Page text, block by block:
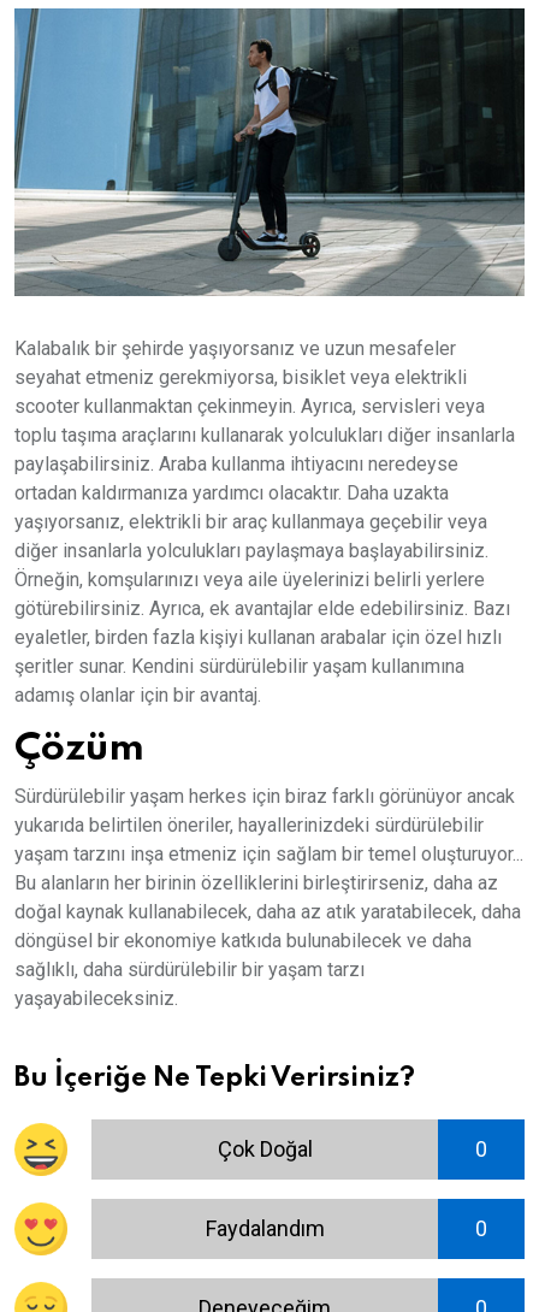
Kalabalık bir şehirde yaşıyorsanız ve uzun mesafeler
seyahat etmeniz gerekmiyorsa, bisiklet veya elektrikli
scooter kullanmaktan çekinmeyin. Ayrıca, servisleri veya
toplu taşıma araçlarını kullanarak yolculukları diğer insanlarla
paylaşabilirsiniz. Araba kullanma ihtiyacını neredeyse
ortadan kaldırmanıza yardımcı olacaktır. Daha uzakta
yaşıyorsanız, elektrikli bir araç kullanmaya geçebilir veya
diğer insanlarla yolculukları paylaşmaya başlayabilirsiniz.
Örneğin, komşularınızı veya aile üyelerinizi belirli yerlere
götürebilirsiniz. Ayrıca, ek avantajlar elde edebilirsiniz. Bazı
eyaletler, birden fazla kişiyi kullanan arabalar için özel hızlı
şeritler sunar. Kendini sürdürülebilir yaşam kullanımına
adamış olanlar için bir avantaj.
Çözüm
Sürdürülebilir yaşam herkes için biraz farklı görünüyor ancak
yukarıda belirtilen öneriler, hayallerinizdeki sürdürülebilir
yaşam tarzını inşa etmeniz için sağlam bir temel oluşturuyor...
Bu alanların her birinin özelliklerini birleştirirseniz, daha az
doğal kaynak kullanabilecek, daha az atık yaratabilecek, daha
döngüsel bir ekonomiye katkıda bulunabilecek ve daha
sağlıklı, daha sürdürülebilir bir yaşam tarzı
yaşayabileceksiniz.
Bu İçeriğe Ne Tepki Verirsiniz?
Çok Doğal 0
Faydalandım 0